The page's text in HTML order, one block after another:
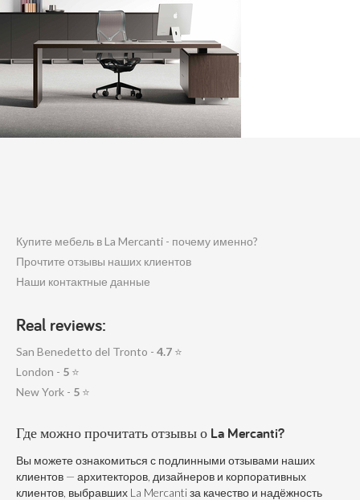
Купите мебель в La Mercanti - почему именно?
Прочтите отзывы наших клиентов
Наши контактные данные
Real reviews:
San Benedetto del Tronto - 4.7 ⭐
London - 5 ⭐
New York - 5 ⭐
Где можно прочитать отзывы о La Mercanti?
Вы можете ознакомиться с подлинными отзывами наших
клиентов — архитекторов, дизайнеров и корпоративных
клиентов, выбравших La Mercanti за качество и надёжность